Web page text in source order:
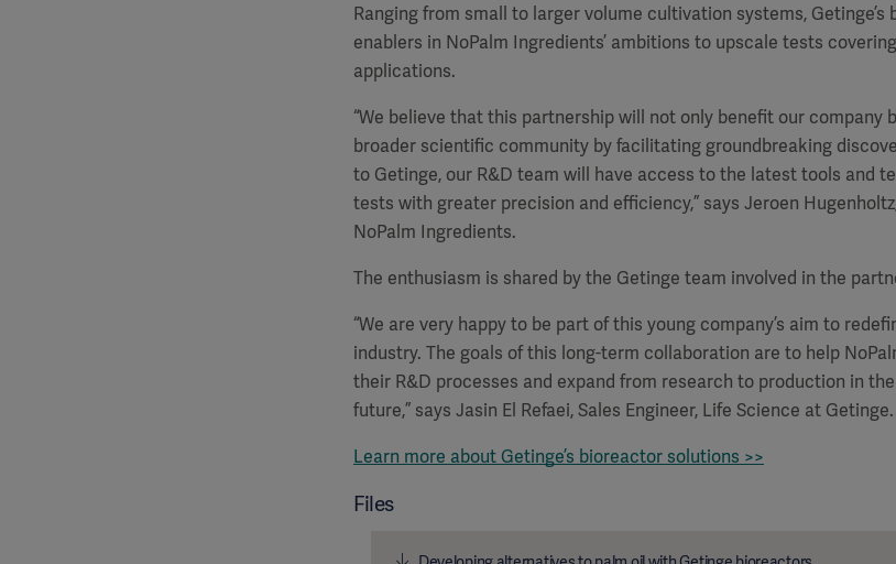
Ranging from small to larger volume cultivation systems,
enablers in NoPalm Ingredients’ ambitions to upscale tests
applications.
“We believe that this partnership will not only benefit our company
broader scientific community by facilitating groundbreaking
to Getinge, our R&D team will have access to the latest tools and
tests with greater precision and efficiency,” says Jeroen
NoPalm Ingredients.
The enthusiasm is shared by the Getinge team involved in the
“We are very happy to be part of this young company’s aim to
industry. The goals of this long-term collaboration are to help
their R&D processes and expand from research to production in
future,” says Jasin El Refaei, Sales Engineer, Life Science at Getinge.
Learn more about Getinge’s bioreactor solutions >>
Files